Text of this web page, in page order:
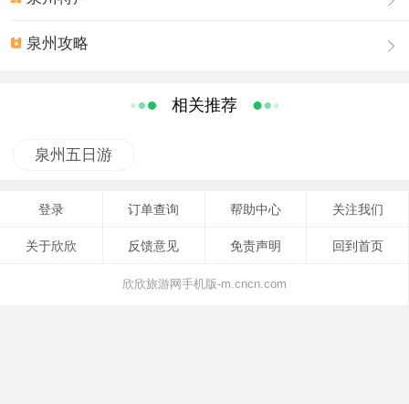
偏高，特殊项目分析显示，可溶性sio2含量较高，属偏硅酸
88℃，地下热水可采量大于3000—4000m³/ d，从网上查找
二、温泉作用
织，关节软骨组织和关节结缔组织中必需的元素，能提高
的钙化，促进生长发育，特别有利于儿童智力的发展以及
骨骼的成长，也可防止老年骨质疏松，对人体主动脉硬化
泉州攻略
相关推荐
泉州五日游
登录 订单查询 帮助中心 关注我们
关于欣欣 反馈意见 免责声明 回到首页
欣欣旅游网手机版-m.cncn.com